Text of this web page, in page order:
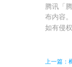
腾讯「
布内容。
如有侵
上一篇：